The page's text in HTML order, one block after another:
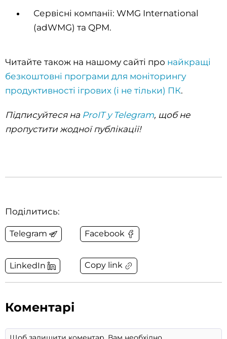
Сервісні компанії: WMG International
(adWMG) та QPM.
Читайте також на нашому сайті про найкращі
безкоштовні програми для моніторингу
продуктивності ігрових (і не тільки) ПК.
Підписуйтеся на ProIT у Telegram, щоб не
пропустити жодної публікації!
Поділитись:
Telegram Facebook
LinkedIn Copy link
Коментарі